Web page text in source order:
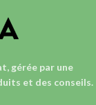
gérée par une
et des conseils.